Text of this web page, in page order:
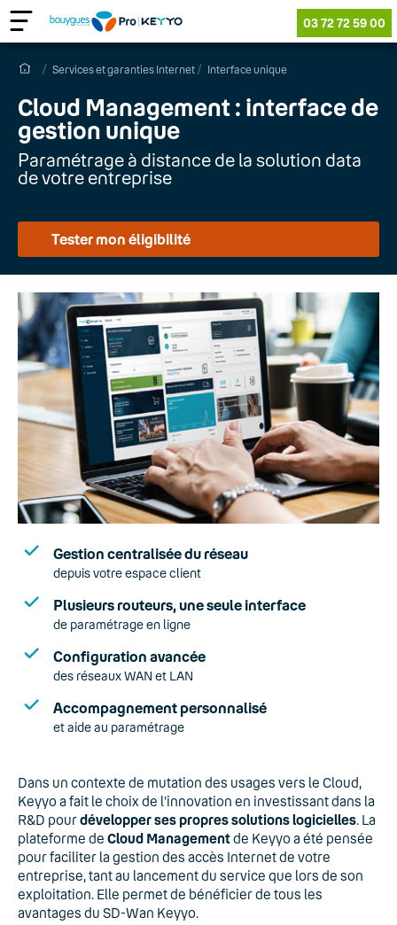
03 72 72 59 00
Services et garanties Internet Interface unique
Cloud Management : interface de
gestion unique
Paramétrage à distance de la solution data
de votre entreprise
Tester mon éligibilité
Gestion centralisée du réseau
depuis votre espace client
Plusieurs routeurs, une seule interface
de paramétrage en ligne
Configuration avancée
des réseaux WAN et LAN
Accompagnement personnalisé
et aide au paramétrage
Dans un contexte de mutation des usages vers le Cloud,
Keyyo a fait le choix de l’innovation en investissant dans la
R&D pourdévelopper ses propres solutions logicielles. La
plateforme de Cloud Managementde Keyyo a été pensée
pour faciliter la gestion des accès Internet de votre
entreprise, tant au lancement du service que lors de son
exploitation. Elle permet de bénéficier de tous les
avantages du SD-Wan Keyyo.